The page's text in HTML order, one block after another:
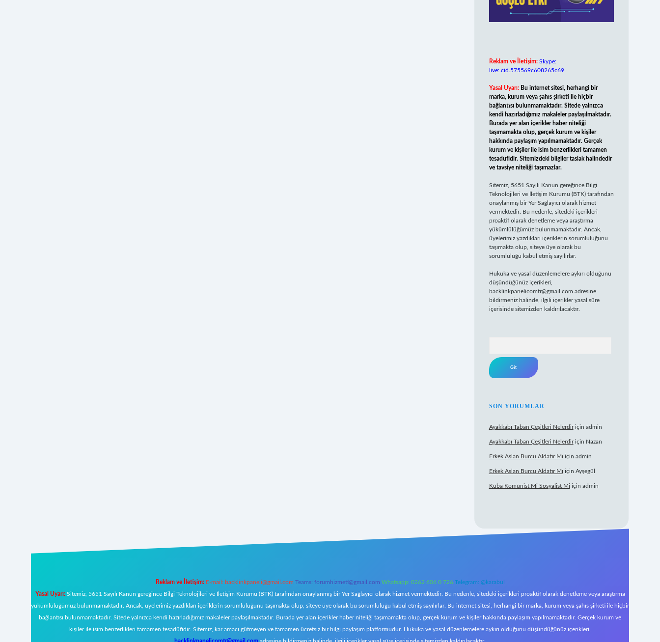
Reklam ve İletişim: Skype:
live:.cid.575569c608265c69
Yasal Uyarı: Bu internet sitesi, herhangi bir
marka, kurum veya şahıs şirketi ile hiçbir
bağlantısı bulunmamaktadır. Sitede yalnızca
kendi hazırladığımız makaleler paylaşılmaktadır.
Burada yer alan içerikler haber niteliği
taşımamakta olup, gerçek kurum ve kişiler
hakkında paylaşım yapılmamaktadır. Gerçek
kurum ve kişiler ile isim benzerlikleri tamamen
tesadüfidir. Sitemizdeki bilgiler taslak halindedir
ve tavsiye niteliği taşımazlar.
Sitemiz, 5651 Sayılı Kanun gereğince Bilgi
Teknolojileri ve İletişim Kurumu (BTK) tarafından
onaylanmış bir Yer Sağlayıcı olarak hizmet
vermektedir. Bu nedenle, sitedeki içerikleri
proaktif olarak denetleme veya araştırma
yükümlülüğümüz bulunmamaktadır. Ancak,
üyelerimiz yazdıkları içeriklerin sorumluluğunu
taşımakta olup, siteye üye olarak bu
sorumluluğu kabul etmiş sayılırlar.
Hukuka ve yasal düzenlemelere aykırı olduğunu
düşündüğünüz içerikleri,
backlinkpanelicomtr@gmail.com adresine
bildirmeniz halinde, ilgili içerikler yasal süre
içerisinde sitemizden kaldırılacaktır.
SON YORUMLAR
Ayakkabı Taban Çeşitleri Nelerdiriçin admin
Ayakkabı Taban Çeşitleri Nelerdiriçin Nazan
Erkek Aslan Burcu Aldatır Mı için admin
Erkek Aslan Burcu Aldatır Mı için Ayşegül
Küba Komünist Mi Sosyalist Mi için admin
Reklam ve İletişim: E-mail: backlinkpaneli@gmail.com Teams: forumhizmeti@gmail.com Whatsapp: 0262 606 0 726 Telegram: @karabul
Yasal Uyarı:Sitemiz, 5651 Sayılı Kanun gereğince Bilgi Teknolojileri ve İletişim Kurumu (BTK) tarafından onaylanmış bir Yer Sağlayıcı olarak hizmet vermektedir. Bu nedenle, sitedeki içerikleri proaktif olarak denetleme veya araştırma
yükümlülüğümüz bulunmamaktadır. Ancak, üyelerimiz yazdıkları içeriklerin sorumluluğunu taşımakta olup, siteye üye olarak bu sorumluluğu kabul etmiş sayılırlar. Bu internet sitesi, herhangi bir marka, kurum veya şahıs şirketi ile hiçbir
bağlantısı bulunmamaktadır. Sitede yalnızca kendi hazırladığımız makaleler paylaşılmaktadır. Burada yer alan içerikler haber niteliği taşımamakta olup, gerçek kurum ve kişiler hakkında paylaşım yapılmamaktadır. Gerçek kurum ve
kişiler ile isim benzerlikleri tamamen tesadüfidir. Sitemiz, kar amacı gütmeyen ve tamamen ücretsiz bir bilgi paylaşım platformudur. Hukuka ve yasal düzenlemelere aykırı olduğunu düşündüğünüz içerikleri,